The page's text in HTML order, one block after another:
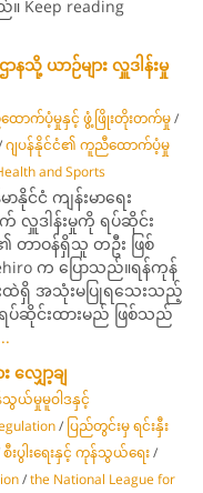
။ Keep reading
ာနသို့ ယာဉ်များ လှူဒါန်းမှု
ာက်ပံ့မှုနှင့် ဖွံ့ဖြိုးတိုးတက်မှု/
ဂျပန်နိုင်ငံ၏ ကူညီထောက်ပံ့မှု
and Sports
ာနိုင်ငံ ကျန်းမာရေး
လှူဒါန်းမှုကို ရပ်ဆိုင်း
၏ တာဝန်ရှိသူ တဦး ဖြစ်
က ပြောသည်။ရန်ကုန်
ဝန်းထဲရှိ အသုံးမပြုရသေးသည့်
ပ်ဆိုင်းထားမည် ဖြစ်သည်
ျှော့ချ
ယ်မှုမူဝါဒနှင့်
/ ပြည်တွင်းမှ ရင်းနှီး
စီးပွါးရေးနှင့် ကုန်သွယ်ရေး/
/the National League for